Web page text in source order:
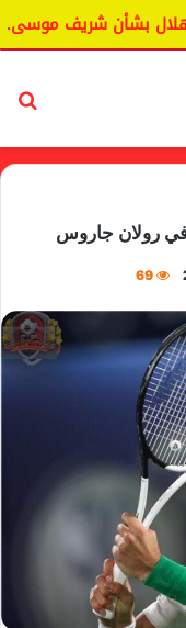
بشأن شريف موسى.
رولان جاروس
69